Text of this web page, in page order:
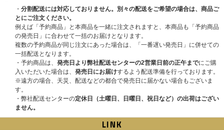
・ 分割配送には対応しておりません。別々の配送をご希望の場合は、商品ご
とにご注文ください。
例えば「予約商品」と本商品を一緒に注文されますと、本商品も「予約商品
の発売日」に合わせて一括のお届けとなります。
複数の予約商品が同じ注文にあった場合は、「一番遅い発売日」に併せての
一括配送となります。
・予約商品は、 発売日より弊社配送センターの2営業日前の正午までにご購
入いただいた場合は、 発売日にお届けするよう配送準備を行っております。
※遠方の場合、天災、配送などの都合で発売日に届かない場合もございま
す。
・弊社配送センターの定休日（土曜日、日曜日、祝日など）の出荷はござい
ません。
LINK